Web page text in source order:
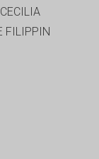
FILIPPIN